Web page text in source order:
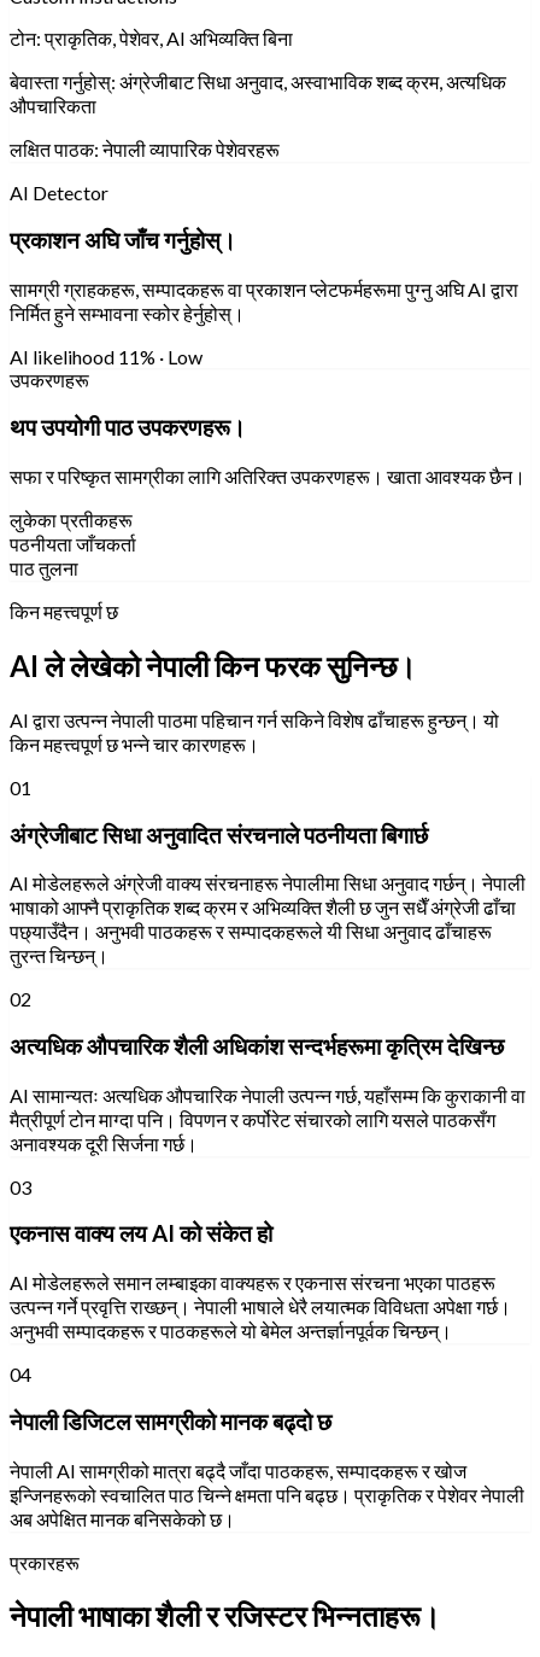
टोन: प्राकृतिक, पेशेवर, AI अभिव्यक्ति बिना
बेवास्ता गर्नुहोस्: अंग्रेजीबाट सिधा अनुवाद, अस्वाभाविक शब्द क्रम, अत्यधिक
औपचारिकता
लक्षित पाठक: नेपाली व्यापारिक पेशेवरहरू
AI Detector
प्रकाशन अघि जाँच गर्नुहोस्।
सामग्री ग्राहकहरू, सम्पादकहरू वा प्रकाशन प्लेटफर्महरूमा पुग्नु अघि AI द्वारा
निर्मित हुने सम्भावना स्कोर हेर्नुहोस्।
AI likelihood 11% · Low
उपकरणहरू
थप उपयोगी पाठ उपकरणहरू।
सफा र परिष्कृत सामग्रीका लागि अतिरिक्त उपकरणहरू। खाता आवश्यक छैन।
लुकेका प्रतीकहरू
पठनीयता जाँचकर्ता
पाठ तुलना
किन महत्त्वपूर्ण छ
AI ले लेखेको नेपाली किन फरक सुनिन्छ।
AI द्वारा उत्पन्न नेपाली पाठमा पहिचान गर्न सकिने विशेष ढाँचाहरू हुन्छन्। यो
किन महत्त्वपूर्ण छ भन्ने चार कारणहरू।
01
अंग्रेजीबाट सिधा अनुवादित संरचनाले पठनीयता बिगार्छ
AI मोडेलहरूले अंग्रेजी वाक्य संरचनाहरू नेपालीमा सिधा अनुवाद गर्छन्। नेपाली
भाषाको आफ्नै प्राकृतिक शब्द क्रम र अभिव्यक्ति शैली छ जुन सधैँ अंग्रेजी ढाँचा
पछ्याउँदैन। अनुभवी पाठकहरू र सम्पादकहरूले यी सिधा अनुवाद ढाँचाहरू
तुरन्त चिन्छन्।
02
अत्यधिक औपचारिक शैली अधिकांश सन्दर्भहरूमा कृत्रिम देखिन्छ
AI सामान्यतः अत्यधिक औपचारिक नेपाली उत्पन्न गर्छ, यहाँसम्म कि कुराकानी वा
मैत्रीपूर्ण टोन माग्दा पनि। विपणन र कर्पोरेट संचारको लागि यसले पाठकसँग
अनावश्यक दूरी सिर्जना गर्छ।
03
एकनास वाक्य लय AI को संकेत हो
AI मोडेलहरूले समान लम्बाइका वाक्यहरू र एकनास संरचना भएका पाठहरू
उत्पन्न गर्ने प्रवृत्ति राख्छन्। नेपाली भाषाले धेरै लयात्मक विविधता अपेक्षा गर्छ।
अनुभवी सम्पादकहरू र पाठकहरूले यो बेमेल अन्तर्ज्ञानपूर्वक चिन्छन्।
04
नेपाली डिजिटल सामग्रीको मानक बढ्दो छ
नेपाली AI सामग्रीको मात्रा बढ्दै जाँदा पाठकहरू, सम्पादकहरू र खोज
इन्जिनहरूको स्वचालित पाठ चिन्ने क्षमता पनि बढ्छ। प्राकृतिक र पेशेवर नेपाली
अब अपेक्षित मानक बनिसकेको छ।
प्रकारहरू
नेपाली भाषाका शैली र रजिस्टर भिन्नताहरू।